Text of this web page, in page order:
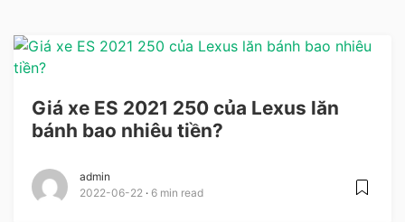
Giá xe ES 2021 250 của Lexus lăn
bánh bao nhiêu tiền?
admin
2022-06-22
6 min read